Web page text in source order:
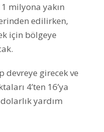
milyona yakın
edilirken,
için bölgeye
devreye girecek ve
4’ten 16’ya
yardım